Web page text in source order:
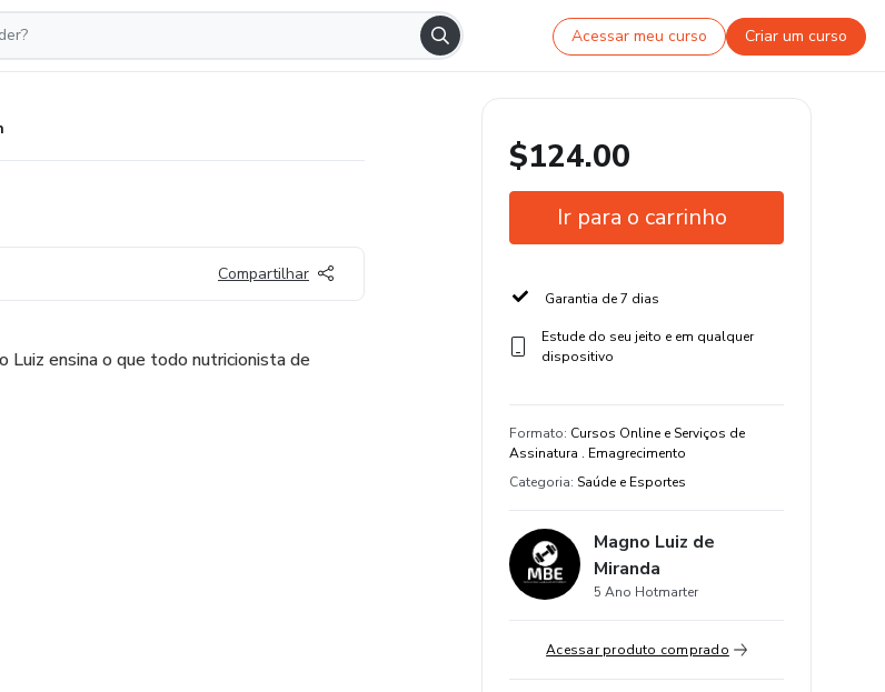
Acessar meu curso Criar um curso
Compartilhar
ensina o que todo nutricionista de
$124.00
Ir para o carrinho
Garantia de 7 dias
Estude do seu jeito e em qualquer
dispositivo
Formato: Cursos Online e Serviços de
Assinatura . Emagrecimento
Categoria: Saúde e Esportes
Magno Luiz de
Miranda
5 Ano Hotmarter
Acessar produto comprado